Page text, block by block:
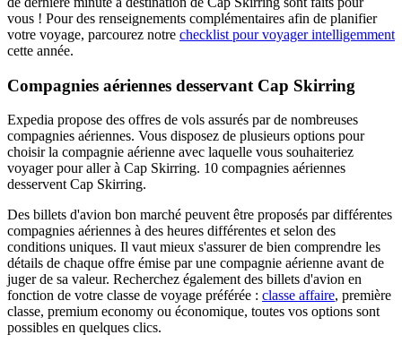
vous ! Pour des renseignements complémentaires afin de planifier
votre voyage, parcourez notre checklist pour voyager intelligemment
cette année.
Compagnies aériennes desservant Cap Skirring
Expedia propose des offres de vols assurés par de nombreuses
compagnies aériennes. Vous disposez de plusieurs options pour
choisir la compagnie aérienne avec laquelle vous souhaiteriez
voyager pour aller à Cap Skirring. 10 compagnies aériennes
desservent Cap Skirring.
Des billets d'avion bon marché peuvent être proposés par différentes
compagnies aériennes à des heures différentes et selon des
conditions uniques. Il vaut mieux s'assurer de bien comprendre les
détails de chaque offre émise par une compagnie aérienne avant de
juger de sa valeur. Recherchez également des billets d'avion en
fonction de votre classe de voyage préférée : classe affaire, première
classe, premium economy ou économique, toutes vos options sont
possibles en quelques clics.